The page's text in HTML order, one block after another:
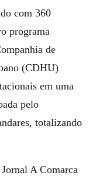
com 360
programa
de
(CDHU)
em uma
pelo
totalizando
A Comarca